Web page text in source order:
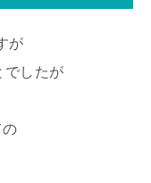
が
でしたが